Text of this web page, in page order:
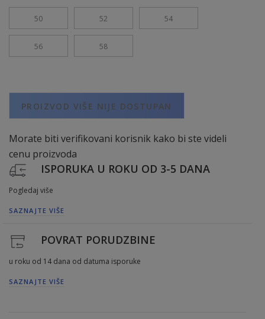
50 52 54
56 58
PROIZVOD VIŠE NIJE DOSTUPAN
Morate biti verifikovani korisnik kako bi ste videli
cenu proizvoda
ISPORUKA U ROKU OD 3-5 DANA
Pogledaj više
SAZNAJTE VIŠE
POVRAT PORUDZBINE
u roku od 14 dana od datuma isporuke
SAZNAJTE VIŠE